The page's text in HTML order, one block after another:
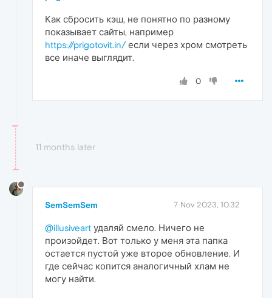
Как сбросить кэш, не понятно по разному
показывает сайты, например
https://prigotovit.in/если через хром смотреть
все иначе выглядит.
0
11 months later
SemSemSem 7 Nov 2023, 10:32
@illusiveart удаляй смело. Ничего не
произойдет. Вот только у меня эта папка
остается пустой уже второе обновление. И
где сейчас копится аналогичный хлам не
могу найти.